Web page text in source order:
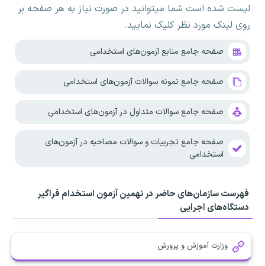
لیست شده است شما میتوانید در صورت نیاز به هر صفحه بر
روی لینک مورد نظر کلیک نمایید.
صفحه جامع منابع آزمون‌های استخدامی
صفحه جامع نمونه سوالات آزمون‌های استخدامی
صفحه جامع سوالات متداول در آزمون‌های استخدامی
صفحه جامع تجربیات و سوالات مصاحبه در آزمون‌های
استخدامی
فهرست سازمان‌های حاضر در نهمین آزمون استخدام فراگیر
دستگاه‌های اجرایی
وزارت آموزش و پرورش